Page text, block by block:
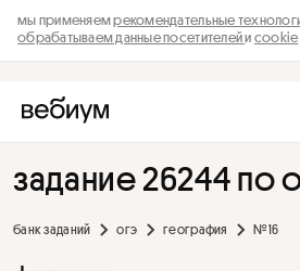
мы применяемрекомендательные
обрабатываем данные посетителейи cookie
задание 26244 по
банк заданий огэ география № 16